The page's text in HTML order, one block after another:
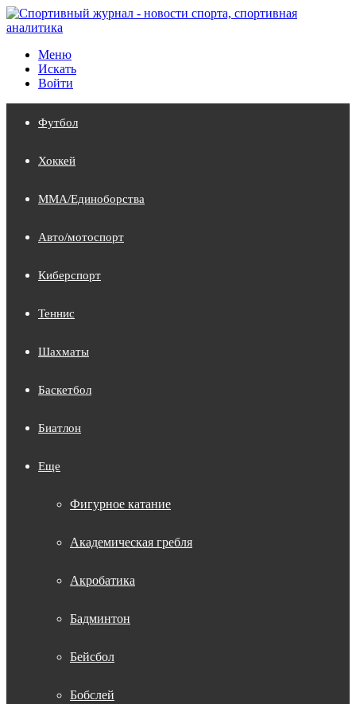
Меню
Искать
Войти
Футбол
Хоккей
MMA/Единоборства
Авто/мотоспорт
Киберспорт
Теннис
Шахматы
Баскетбол
Биатлон
Еще
Фигурное катание
Академическая гребля
Акробатика
Бадминтон
Бейсбол
Бобслей